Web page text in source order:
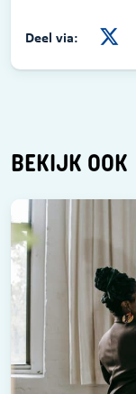
Deel via:
BEKIJK OOK